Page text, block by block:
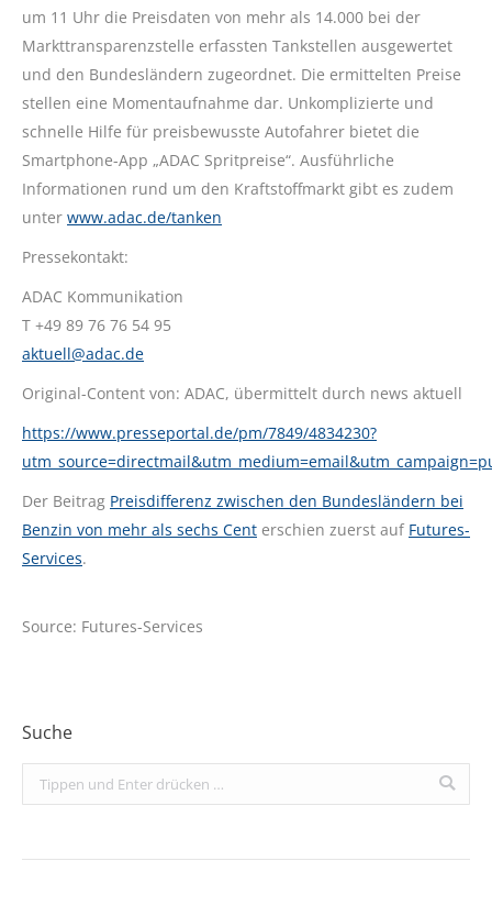
um 11 Uhr die Preisdaten von mehr als 14.000 bei der
Markttransparenzstelle erfassten Tankstellen ausgewertet
und den Bundesländern zugeordnet. Die ermittelten Preise
stellen eine Momentaufnahme dar. Unkomplizierte und
schnelle Hilfe für preisbewusste Autofahrer bietet die
Smartphone-App „ADAC Spritpreise“. Ausführliche
Informationen rund um den Kraftstoffmarkt gibt es zudem
unter www.adac.de/tanken
Pressekontakt:
ADAC Kommunikation
T +49 89 76 76 54 95
aktuell@adac.de
Original-Content von: ADAC, übermittelt durch news aktuell
https://www.presseportal.de/pm/7849/4834230?
Der Beitrag Preisdifferenz zwischen den Bundesländern bei
Benzin von mehr als sechs Cent erschien zuerst auf Futures-
Services.
Source: Futures-Services
Suche
Search: